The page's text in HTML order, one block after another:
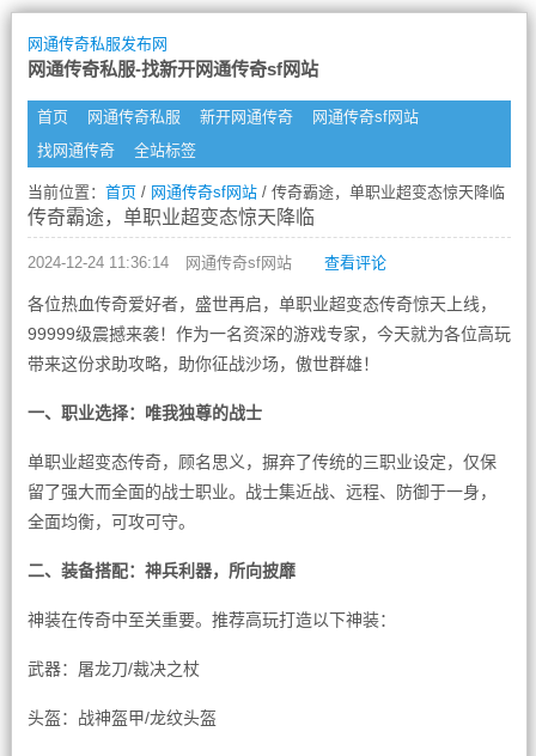
网通传奇私服发布网
网通传奇私服-找新开网通传奇sf网站
首页 网通传奇私服 新开网通传奇
网通传奇sf网站
找网通传奇
全站标签
当前位置： 首页/ 网通传奇sf网站/ 传奇霸途，单职业超变态惊天降临
传奇霸途，单职业超变态惊天降临
2024-12-24 11:36:14 网通传奇sf网站 查看评论
各位热血传奇爱好者，盛世再启，单职业超变态传奇惊天上线，
99999级震撼来袭！作为一名资深的游戏专家，今天就为各位高玩
带来这份求助攻略，助你征战沙场，傲世群雄！
一、职业选择：唯我独尊的战士
单职业超变态传奇，顾名思义，摒弃了传统的三职业设定，仅保
留了强大而全面的战士职业。战士集近战、远程、防御于一身，
全面均衡，可攻可守。
二、装备搭配：神兵利器，所向披靡
神装在传奇中至关重要。推荐高玩打造以下神装：
武器：屠龙刀/裁决之杖
头盔：战神盔甲/龙纹头盔